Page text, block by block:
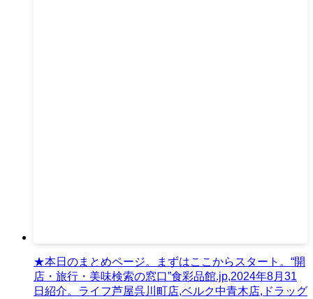
★本日のまとめページ。まずはここからスタート。“開
店・旅行・美味検索の窓口”食彩品館.jp,2024年8月31
日紹介。ライフ芦屋呉川町店,ベルク中青木店,ドラッグ